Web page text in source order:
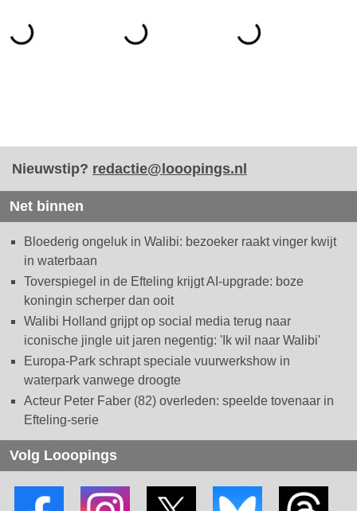
Nieuwstip? redactie@looopings.nl
Net binnen
Bloederig ongeluk in Walibi: bezoeker raakt vinger kwijt
in waterbaan
Toverspiegel in de Efteling krijgt AI-upgrade: boze
koningin scherper dan ooit
Walibi Holland grijpt op social media terug naar
iconische jingle uit jaren negentig: 'Ik wil naar Walibi'
Europa-Park schrapt speciale vuurwerkshow in
waterpark vanwege droogte
Acteur Peter Faber (82) overleden: speelde tovenaar in
Efteling-serie
Volg Looopings